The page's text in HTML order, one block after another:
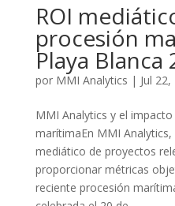
ROI
procesión
Playa Blanca
por MMI Analytics | Jul
MMI Analytics y el
marítimaEn MMI
mediático de proyectos
proporcionar métricas
reciente procesión